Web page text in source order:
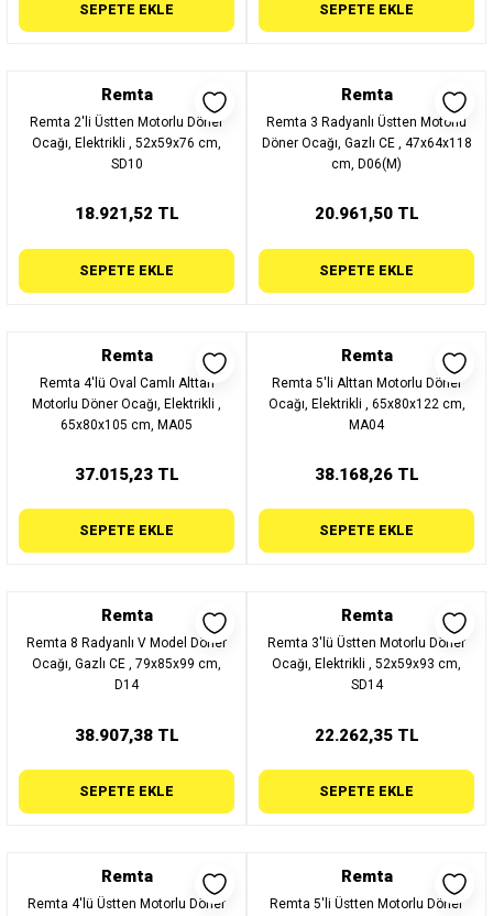
SEPETE EKLE SEPETE EKLE
Remta
Remta 2'li Üstten Motorlu Döner
Ocağı, Elektrikli , 52x59x76 cm,
SD10
18.921,52 TL
SEPETE EKLE
Remta
Remta 3 Radyanlı Üstten Motorlu
Döner Ocağı, Gazlı CE , 47x64x118
cm, D06(M)
20.961,50 TL
SEPETE EKLE
Remta
Remta 4'lü Oval Camlı Alttan
Motorlu Döner Ocağı, Elektrikli ,
65x80x105 cm, MA05
37.015,23 TL
SEPETE EKLE
Remta
Remta 5'li Alttan Motorlu Döner
Ocağı, Elektrikli , 65x80x122 cm,
MA04
38.168,26 TL
SEPETE EKLE
Remta
Remta 8 Radyanlı V Model Döner
Ocağı, Gazlı CE , 79x85x99 cm,
D14
38.907,38 TL
SEPETE EKLE
Remta
Remta 3'lü Üstten Motorlu Döner
Ocağı, Elektrikli , 52x59x93 cm,
SD14
22.262,35 TL
SEPETE EKLE
Remta
Remta 4'lü Üstten Motorlu Döner
Remta
Remta 5'li Üstten Motorlu Döner